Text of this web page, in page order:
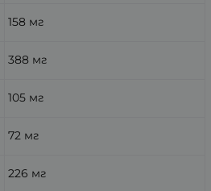
158 мг
388 мг
105 мг
72 мг
226 мг